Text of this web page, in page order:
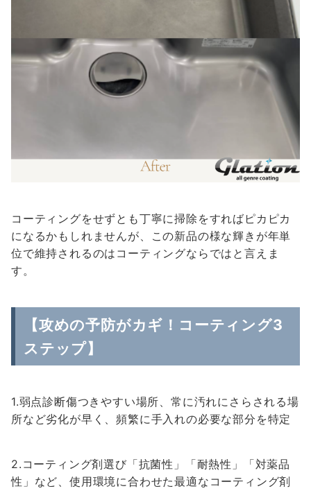
コーティングをせずとも丁寧に掃除をすればピカピカ
になるかもしれませんが、この新品の様な輝きが年単
位で維持されるのはコーティングならではと言えま
す。
【攻めの予防がカギ！コーティング3
ステップ】
1.弱点診断傷つきやすい場所、常に汚れにさらされる場
所など劣化が早く、頻繁に手入れの必要な部分を特定
2.コーティング剤選び「抗菌性」「耐熱性」「対薬品
性」など、使用環境に合わせた最適なコーティング剤